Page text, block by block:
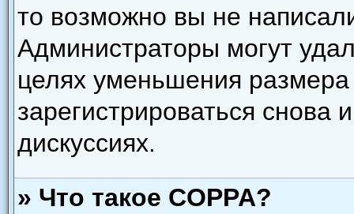
то возможно вы не
Администраторы могут
целях уменьшения
зарегистрироваться снова
дискуссиях.
» Что такое COPPA?